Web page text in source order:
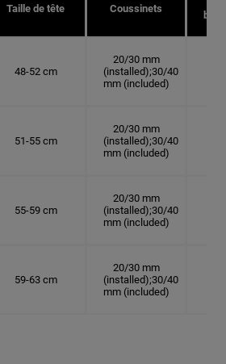
Taille de tête Coussinets
48-52 cm
20/30 mm
(installed);30/40
mm (included)
51-55 cm
20/30 mm
(installed);30/40
mm (included)
55-59 cm
20/30 mm
(installed);30/40
mm (included)
59-63 cm
20/30 mm
(installed);30/40
mm (included)